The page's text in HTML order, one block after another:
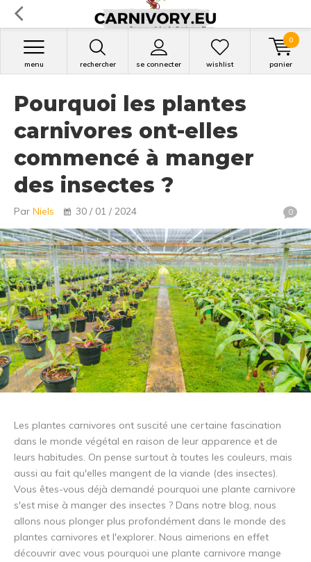
rechercher se connecter
menu wishlist panier
0
Pourquoi les plantes
carnivores ont-elles
commencé à manger
des insectes ?
Par Niels 30 / 01 / 2024 0
Les plantes carnivores ont suscité une certaine fascination
dans le monde végétal en raison de leur apparence et de
leurs habitudes. On pense surtout à toutes les couleurs, mais
aussi au fait qu'elles mangent de la viande (des insectes).
Vous êtes-vous déjà demandé pourquoi une plante carnivore
s'est mise à manger des insectes ? Dans notre blog, nous
allons nous plonger plus profondément dans le monde des
plantes carnivores et l'explorer. Nous aimerions en effet
découvrir avec vous pourquoi une plante carnivore mange